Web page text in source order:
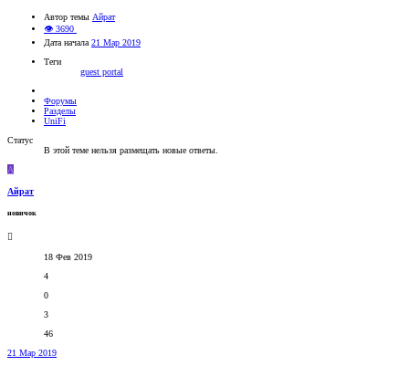
Автор темы Айрат
👁 3690
Дата начала 21 Мар 2019
Теги
guest portal
Форумы
Разделы
UniFi
Статус
В этой теме нельзя размещать новые ответы.
А
Айрат
новичок
18 Фев 2019
4
0
3
46
21 Мар 2019